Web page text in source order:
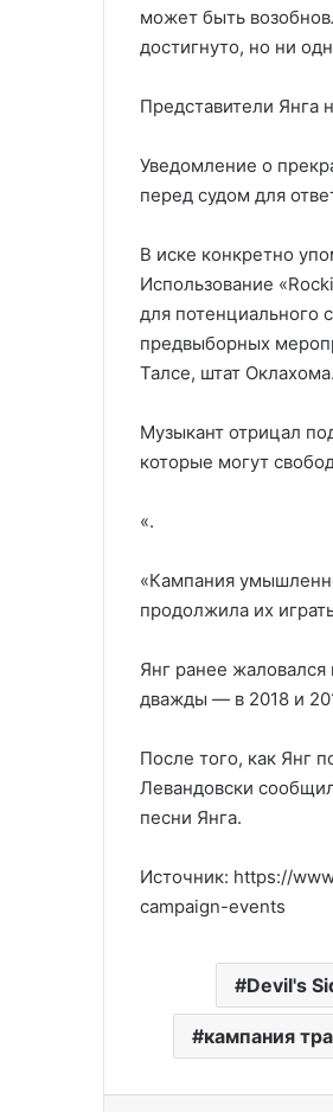
может быть
достигнуто, но ни
Представители Янга
Уведомление о
перед судом для
В иске конкретно
Использование
для потенциального
предвыборных
Талсе, штат Оклахома.
Музыкант отрицал
которые могут
«.
«Кампания
продолжила их
Янг ранее
дважды — в 2018 и
После того, как Янг
Левандовски
песни Янга.
Источник: https://
campaign-events
Devil's
кампания